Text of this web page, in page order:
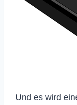
Und es wird